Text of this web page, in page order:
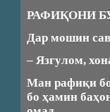
РАФИҚОНИ
Дар мошин
– Язгулом,
Ман рафиқи
бо ҳамин